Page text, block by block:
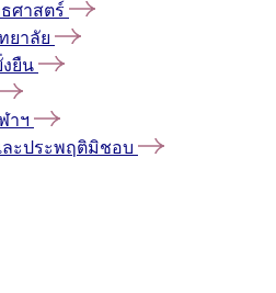
ศาสตร์
ยาลัย
ยืน
าฯ
ละประพฤติมิชอบ